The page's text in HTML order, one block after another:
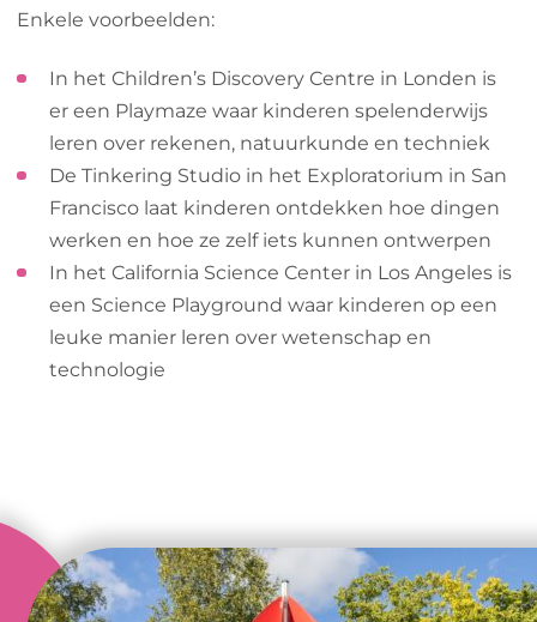
Enkele voorbeelden:
In het Children’s Discovery Centre in Londen is
er een Playmaze waar kinderen spelenderwijs
leren over rekenen, natuurkunde en techniek
De Tinkering Studio in het Exploratorium in San
Francisco laat kinderen ontdekken hoe dingen
werken en hoe ze zelf iets kunnen ontwerpen
In het California Science Center in Los Angeles is
een Science Playground waar kinderen op een
leuke manier leren over wetenschap en
technologie